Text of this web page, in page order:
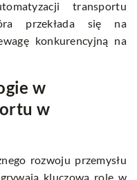
transportu
przekłada się na
konkurencyjną na
w
w
rozwoju przemysłu
kluczową rolę w